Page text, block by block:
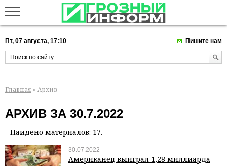
Пт, 07 августа, 17:10 Пишите нам
Главная » Архив
АРХИВ ЗА 30.7.2022
Найдено материалов: 17.
30.07.2022
Американец выиграл 1,28 миллиарда